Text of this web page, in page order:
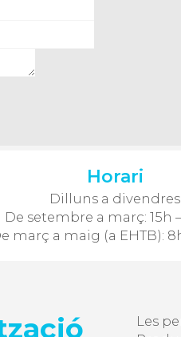
Horari
Dilluns a divendres
De setembre a març: 15h –
març a maig (a EHTB):
Les